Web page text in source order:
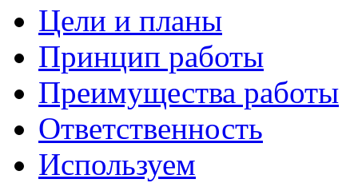
Цели и планы
Принцип работы
Преимущества работы
Ответственность
Используем